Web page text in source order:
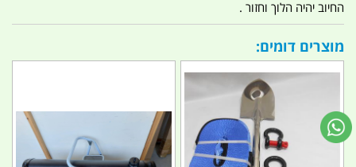
החיוב יהיה הלוך וחזור .
מוצרים דומים: